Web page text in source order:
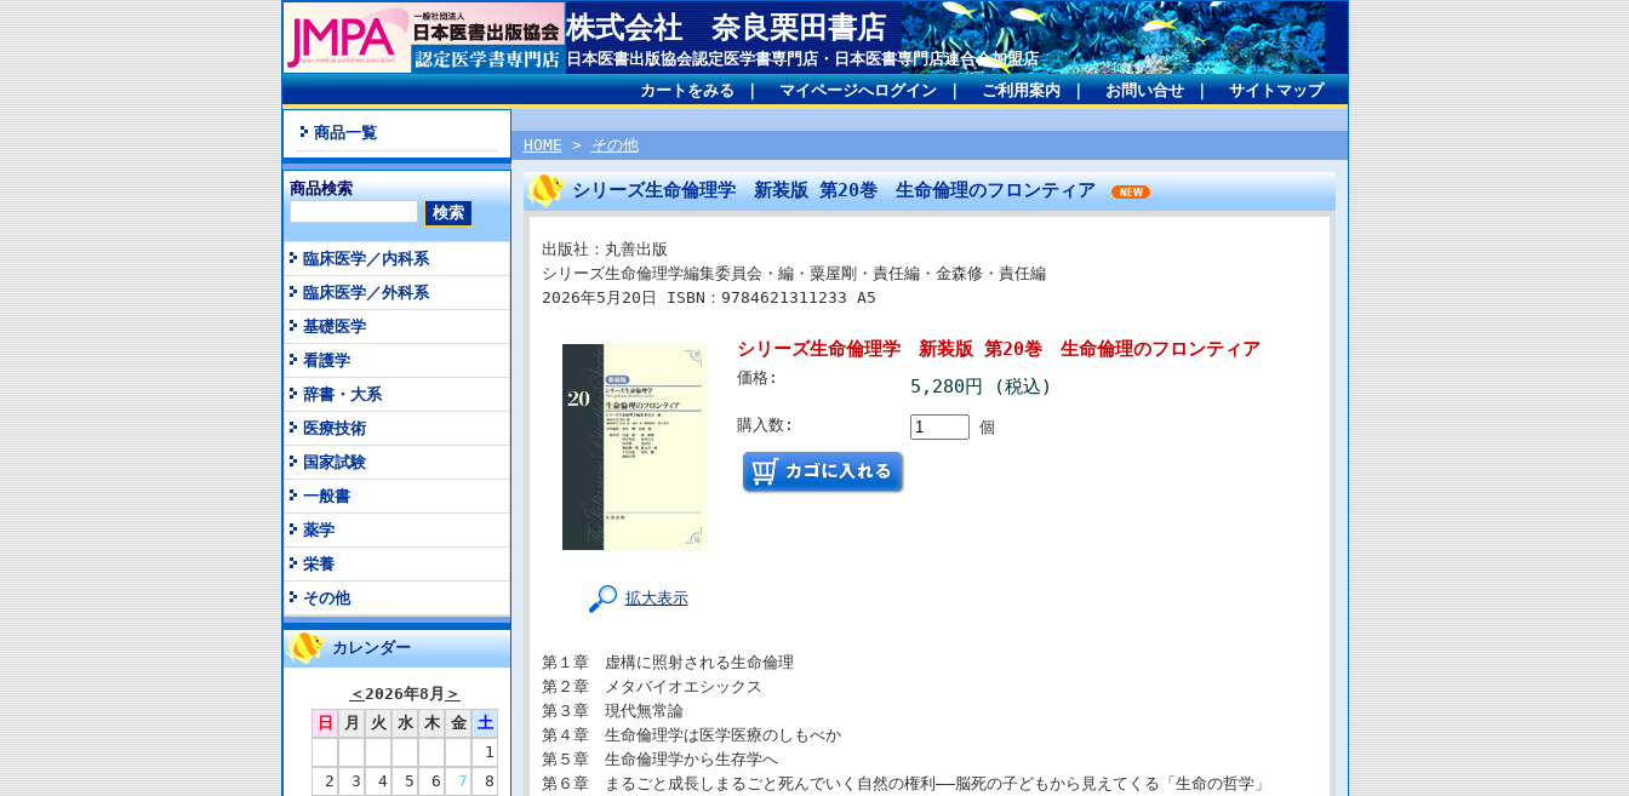
株式会社 奈良栗田書店
日本医書出版協会認定医学書専門店・日本医書専門店連合会加盟店
カートをみる｜ マイページへログイン｜ ご利用案内｜ お問い合せ｜ サイトマップ
商品一覧
商品検索
臨床医学／内科系
臨床医学／外科系
基礎医学
看護学
辞書・大系
医療技術
国家試験
一般書
薬学
栄養
その他
カレンダー
＜2026年8月 ＞
日
月 火 水 木 金
土
1
2
3 4 5 6 7
8
HOME > その他
シリーズ生命倫理学 新装版 第20巻 生命倫理のフロンティア
出版社：丸善出版
シリーズ生命倫理学編集委員会・編・粟屋剛・責任編・金森修・責任編
2026年5月20日 ISBN：9784621311233 A5
拡大表示
シリーズ生命倫理学 新装版 第20巻 生命倫理のフロンティア
価格: 5,280円 (税込)
購入数: 個
第１章 虚構に照射される生命倫理
第２章 メタバイオエシックス
第３章 現代無常論
第４章 生命倫理学は医学医療のしもべか
第５章 生命倫理学から生存学へ
第６章 まるごと成長しまるごと死んでいく自然の権利――脳死の子どもから見えてくる「生命の哲学」